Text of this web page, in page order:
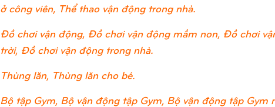
ở công viên, Thể thao vận động trong nhà.
Đồ chơi vận động, Đồ chơi vận động mầm non, Đồ chơi
trời, Đồ chơi vận động trong nhà.
Thùng lăn, Thùng lăn cho bé.
Bộ tập Gym, Bộ vận động tập Gym, Bộ vận động tập